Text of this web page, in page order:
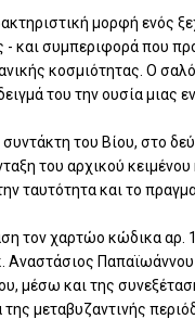
μορφή ενός
και συμπεριφορά που
κοσμιότητας. Ο
του την ουσία μιας
του Βίου, στο
του αρχικού
ταυτότητα και το
τον χαρτώο κώδικα
Παπαϊωάννου
μέσω και της
μεταβυζαντινής